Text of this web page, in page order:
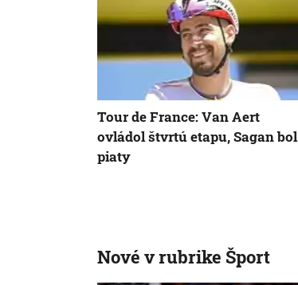
Tour de France: Van Aert
ovládol štvrtú etapu, Sagan bol
piaty
Nové v rubrike Šport